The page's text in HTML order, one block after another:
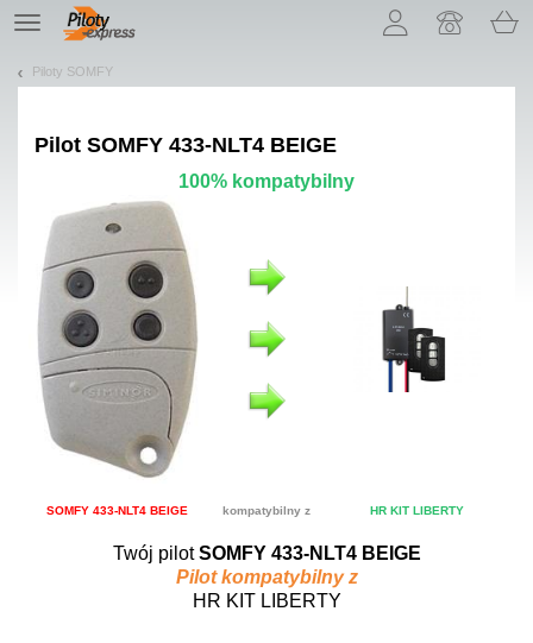
TE
navigation
Piloty SOMFY
Pilot SOMFY 433-NLT4 BEIGE
100% kompatybilny
SOMFY 433-NLT4 BEIGE kompatybilny z HR KIT LIBERTY
Twój pilotSOMFY 433-NLT4 BEIGE
Pilot kompatybilny z
HR KIT LIBERTY
Pozwól, że przedstawimy nasze ciasteczka!